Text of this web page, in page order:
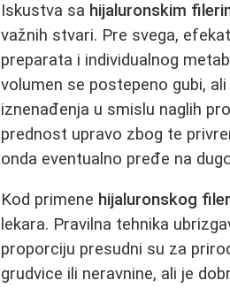
Iskustva sa hijaluronskim
važnih stvari. Pre svega, efekat
preparata i individualnog
volumen se postepeno gubi,
iznenađenja u smislu naglih
prednost upravo zbog te
onda eventualno pređe na
Kod primene hijaluronskog
lekara. Pravilna tehnika
proporciju presudni su za
grudvice ili neravnine, ali je